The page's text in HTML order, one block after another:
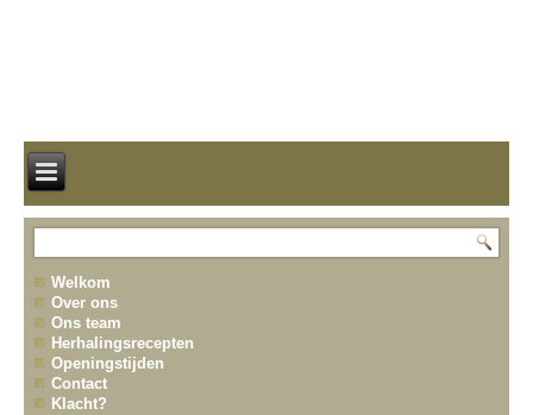
Welkom
Over ons
Ons team
Herhalingsrecepten
Openingstijden
Contact
Klacht?